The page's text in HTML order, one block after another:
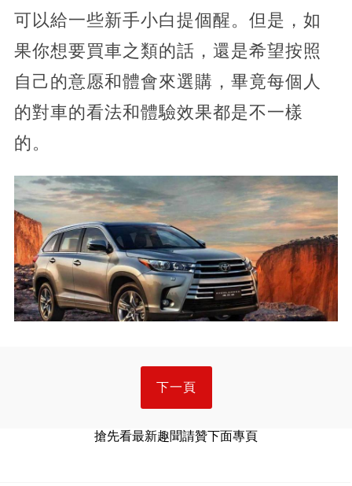
可以給一些新手小白提個醒。但是，如
果你想要買車之類的話，還是希望按照
自己的意愿和體會來選購，畢竟每個人
的對車的看法和體驗效果都是不一樣
的。
下一頁
搶先看最新趣聞請贊下面專頁